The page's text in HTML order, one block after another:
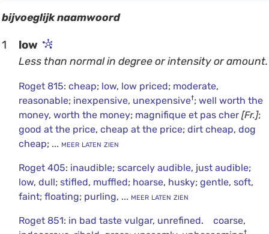
bijvoeglijk naamwoord
1 low
Less than normal in degree or intensity or amount.
Roget 815: cheap; low, low priced; moderate,
reasonable; inexpensive, unexpensive†; well worth the
money, worth the money; magnifique et pas cher[Fr.];
good at the price, cheap at the price; dirt cheap, dog
cheap;... meer laten zien
Roget 405: inaudible; scarcely audible, just audible;
low, dull; stifled, muffled; hoarse, husky; gentle, soft,
faint; floating; purling, ... meer laten zien
Roget 851: in bad taste vulgar, unrefined. coarse,
†